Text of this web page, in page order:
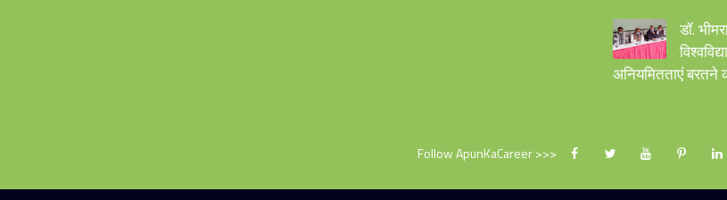
डॉ.
अनियमितताएं बरतने
Follow ApunKaCareer >>>